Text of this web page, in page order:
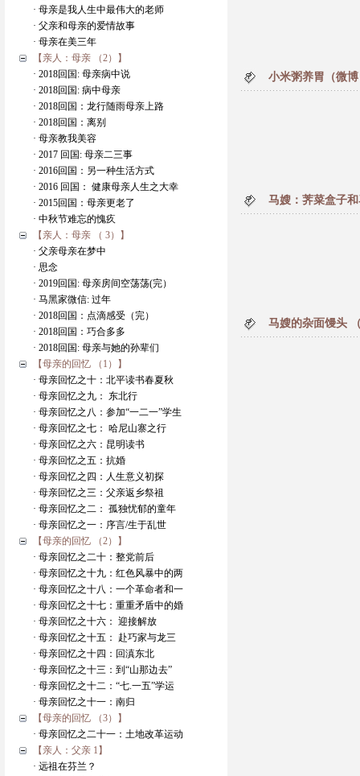
· 母亲是我人生中最伟大的老师
· 父亲和母亲的爱情故事
· 母亲在美三年
【亲人：母亲 （2）】
· 2018回国: 母亲病中说
· 2018回国: 病中母亲
· 2018回国：龙行随雨母亲上路
· 2018回国：离别
· 母亲教我美容
· 2017 回国: 母亲二三事
· 2016回国：另一种生活方式
· 2016 回国： 健康母亲人生之大幸
· 2015回国：母亲更老了
· 中秋节难忘的愧疚
【亲人：母亲 （ 3）】
· 父亲母亲在梦中
· 思念
· 2019回国: 母亲房间空荡荡(完）
· 马黑家微信: 过年
· 2018回国：点滴感受（完）
· 2018回国：巧合多多
· 2018回国: 母亲与她的孙辈们
【母亲的回忆 （1）】
· 母亲回忆之十：北平读书春夏秋
· 母亲回忆之九： 东北行
· 母亲回忆之八：参加“一二一”学生
· 母亲回忆之七： 哈尼山寨之行
· 母亲回忆之六：昆明读书
· 母亲回忆之五：抗婚
· 母亲回忆之四：人生意义初探
· 母亲回忆之三：父亲返乡祭祖
· 母亲回忆之二： 孤独忧郁的童年
· 母亲回忆之一：序言/生于乱世
【母亲的回忆 （2）】
· 母亲回忆之二十：整党前后
· 母亲回忆之十九：红色风暴中的两
· 母亲回忆之十八：一个革命者和一
· 母亲回忆之十七：重重矛盾中的婚
· 母亲回忆之十六： 迎接解放
· 母亲回忆之十五： 赴巧家与龙三
· 母亲回忆之十四：回滇东北
· 母亲回忆之十三：到“山那边去”
· 母亲回忆之十二：“七.一五”学运
· 母亲回忆之十一：南归
【母亲的回忆 （3）】
· 母亲回忆之二十一：土地改革运动
【亲人：父亲 1】
· 远祖在芬兰？
小米粥养胃（微
马嫂：荠菜盒子
马嫂的杂面馒头